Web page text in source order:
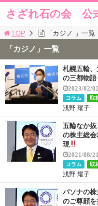
さざれ石の会 公
TOP 「カジノ 」一覧
「カジノ」一覧
札幌五輪
の三都物語
2023/02/02
コラム 取
浅野 耀子
五輪なか
の株主総
現
2021/08/21
コラム 取
浅野 耀子
パソナの
のご尊顔